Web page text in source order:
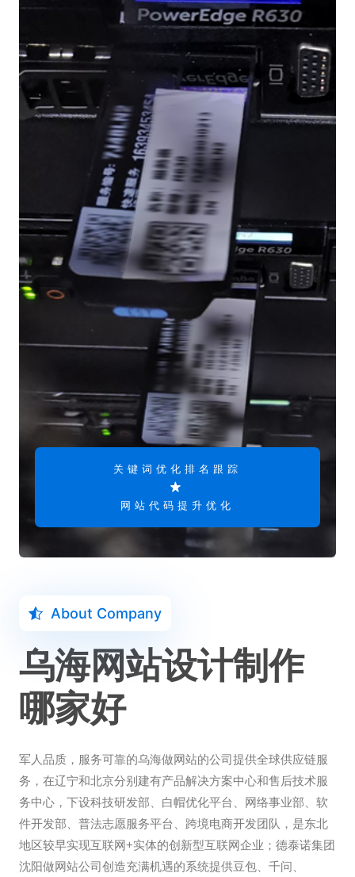
关键词优化排名跟踪
网站代码提升优化
About Company
乌海网站设计制作
哪家好
军人品质，服务可靠的乌海做网站的公司提供全球供应链服
务，在辽宁和北京分别建有产品解决方案中心和售后技术服
务中心，下设科技研发部、白帽优化平台、网络事业部、软
件开发部、普法志愿服务平台、跨境电商开发团队，是东北
地区较早实现互联网+实体的创新型互联网企业；德泰诺集团
沈阳做网站公司创造充满机遇的系统提供豆包、千问、